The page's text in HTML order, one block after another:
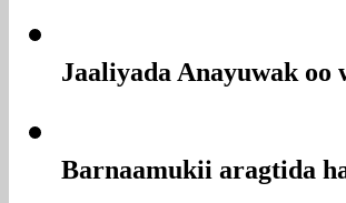
Jaaliyada Anayuwak
Barnaamukii aragtida